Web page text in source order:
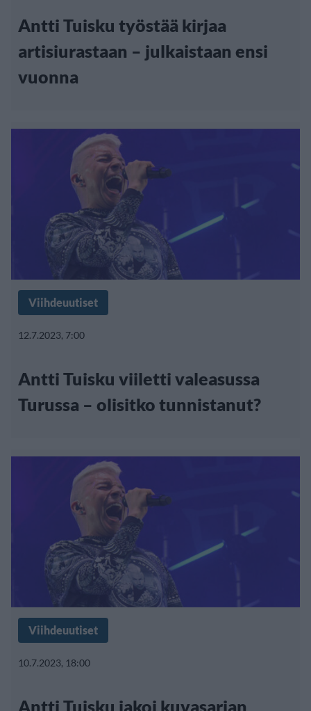
Antti Tuisku työstää kirjaa
artisiurastaan – julkaistaan ensi
vuonna
Viihdeuutiset
12.7.2023, 7:00
Antti Tuisku viiletti valeasussa
Turussa – olisitko tunnistanut?
Viihdeuutiset
10.7.2023, 18:00
Antti Tuisku jakoi kuvasarjan